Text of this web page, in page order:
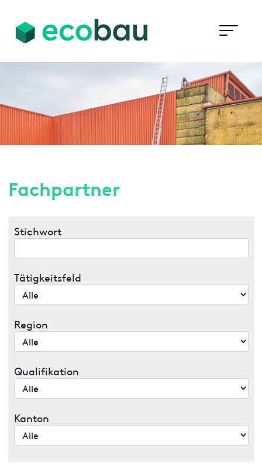
Fachpartner
Stichwort
Tätigkeitsfeld
Region
Qualifikation
Kanton